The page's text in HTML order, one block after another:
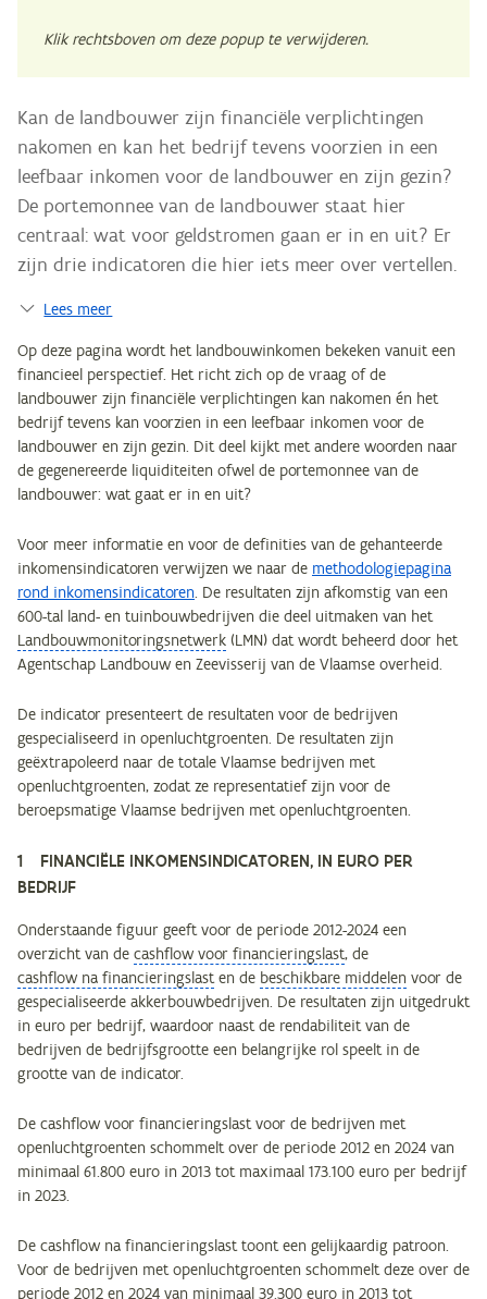
Klik rechtsboven om deze popup te verwijderen.
Kan de landbouwer zijn financiële verplichtingen
nakomen en kan het bedrijf tevens voorzien in een
leefbaar inkomen voor de landbouwer en zijn gezin?
De portemonnee van de landbouwer staat hier
centraal: wat voor geldstromen gaan er in en uit? Er
zijn drie indicatoren die hier iets meer over vertellen.
Lees meer
Op deze pagina wordt het landbouwinkomen bekeken vanuit een
financieel perspectief. Het richt zich op de vraag of de
landbouwer zijn financiële verplichtingen kan nakomen én het
bedrijf tevens kan voorzien in een leefbaar inkomen voor de
landbouwer en zijn gezin. Dit deel kijkt met andere woorden naar
de gegenereerde liquiditeiten ofwel de portemonnee van de
landbouwer: wat gaat er in en uit?
Voor meer informatie en voor de definities van de gehanteerde
inkomensindicatoren verwijzen we naar de methodologiepagina
rond inkomensindicatoren. De resultaten zijn afkomstig van een
600-tal land- en tuinbouwbedrijven die deel uitmaken van het
Landbouwmonitoringsnetwerk (LMN) dat wordt beheerd door het
Agentschap Landbouw en Zeevisserij van de Vlaamse overheid.
De indicator presenteert de resultaten voor de bedrijven
gespecialiseerd in openluchtgroenten. De resultaten zijn
geëxtrapoleerd naar de totale Vlaamse bedrijven met
openluchtgroenten, zodat ze representatief zijn voor de
beroepsmatige Vlaamse bedrijven met openluchtgroenten.
1 FINANCIËLE INKOMENSINDICATOREN, IN EURO PER
BEDRIJF
Onderstaande figuur geeft voor de periode 2012-2024 een
overzicht van de cashflow voor financieringslast, de
cashflow na financieringslasten de beschikbare middelen voor de
gespecialiseerde akkerbouwbedrijven. De resultaten zijn uitgedrukt
in euro per bedrijf, waardoor naast de rendabiliteit van de
bedrijven de bedrijfsgrootte een belangrijke rol speelt in de
grootte van de indicator.
De cashflow voor financieringslast voor de bedrijven met
openluchtgroenten schommelt over de periode 2012 en 2024 van
minimaal 61.800 euro in 2013 tot maximaal 173.100 euro per bedrijf
in 2023.
De cashflow na financieringslast toont een gelijkaardig patroon.
Voor de bedrijven met openluchtgroenten schommelt deze over de
periode 2012 en 2024 van minimaal 39.300 euro in 2013 tot